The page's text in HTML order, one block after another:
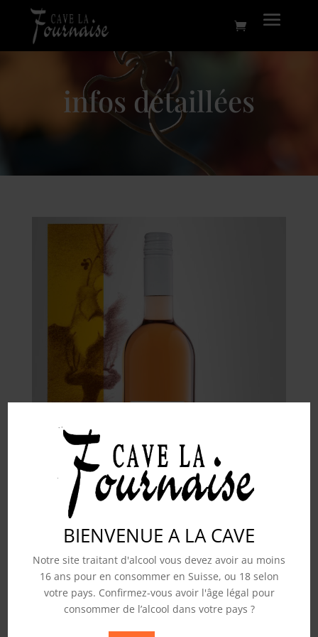
BIENVENUE A LA CAVE
Notre site traitant d'alcool vous devez avoir au moins
16 ans pour en consommer en Suisse, ou 18 selon
votre pays. Confirmez-vous avoir l'âge légal pour
consommer de l’alcool dans votre pays ?
infos détaillées